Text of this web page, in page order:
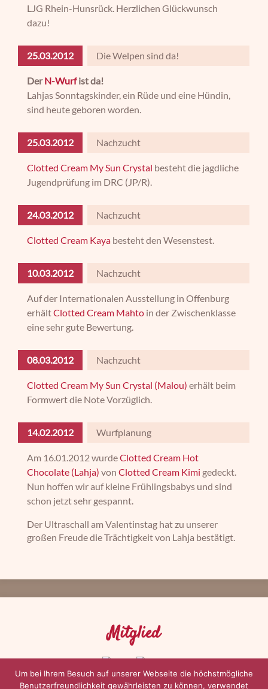
LJG Rhein-Hunsrück. Herzlichen Glückwunsch
dazu!
25.03.2012 Die Welpen sind da!
DerN-Wurfist da!
Lahjas Sonntagskinder, ein Rüde und eine Hündin,
sind heute geboren worden.
25.03.2012 Nachzucht
Clotted Cream My Sun Crystal besteht die jagdliche
Jugendprüfung im DRC (JP/R).
24.03.2012 Nachzucht
Clotted Cream Kaya besteht den Wesenstest.
10.03.2012 Nachzucht
Auf der Internationalen Ausstellung in Offenburg
erhältClotted Cream Mahto in der Zwischenklasse
eine sehr gute Bewertung.
08.03.2012 Nachzucht
Clotted Cream My Sun Crystal (Malou) erhält beim
Formwert die Note Vorzüglich.
14.02.2012 Wurfplanung
Am 16.01.2012 wurdeClotted Cream Hot
Chocolate (Lahja) vonClotted Cream Kimi gedeckt.
Nun hoffen wir auf kleine Frühlingsbabys und sind
schon jetzt sehr gespannt.
Der Ultraschall am Valentinstag hat zu unserer
großen Freude die Trächtigkeit von Lahja bestätigt.
Mitglied
Um bei Ihrem Besuch auf unserer Webseite die höchstmögliche
Benutzerfreundlichkeit gewährleisten zu können, verwendet